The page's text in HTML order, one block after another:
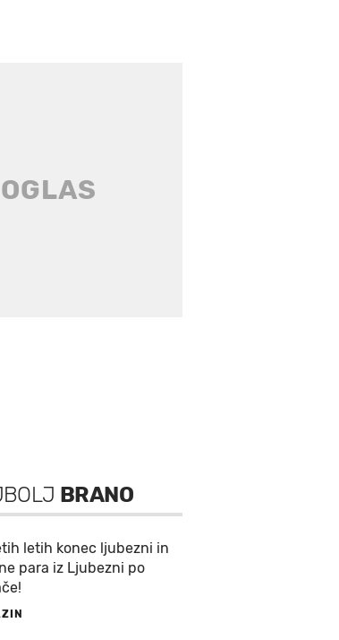
BRANO
letih konec ljubezni in
para iz Ljubezni po